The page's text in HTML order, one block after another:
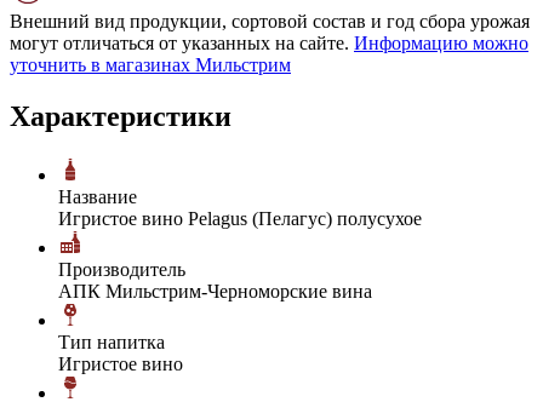
Внешний вид продукции, сортовой состав и год сбора урожая
могут отличаться от указанных на сайте. Информацию можно
уточнить в магазинах Мильстрим
Характеристики
Название
Игристое вино Pelagus (Пелагус) полусухое
Производитель
АПК Мильстрим-Черноморские вина
Тип напитка
Игристое вино